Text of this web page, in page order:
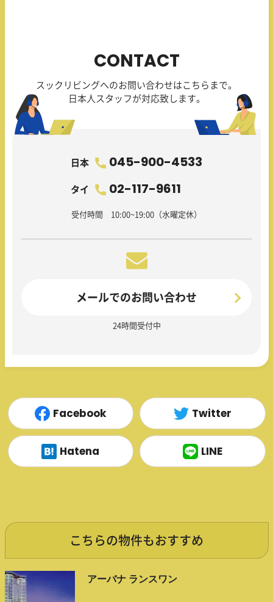
CONTACT
スックリビングへのお問い合わせはこちらまで。
日本人スタッフが対応致します。
日本 045-900-4533
タイ 02-117-9611
受付時間 10:00~19:00（水曜定休）
メールでのお問い合わせ
24時間受付中
Facebook Twitter
Hatena LINE
こちらの物件もおすすめ
アーバナ ランスワン